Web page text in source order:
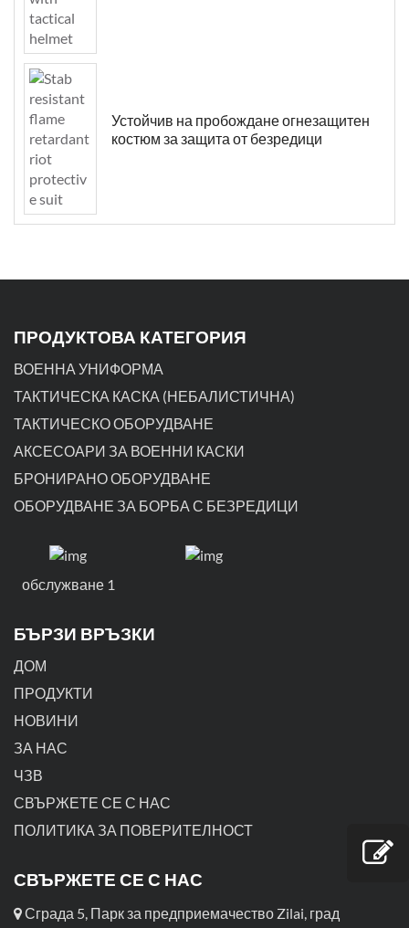
Устойчив на пробождане огнезащитен
костюм за защита от безредици
ПРОДУКТОВА КАТЕГОРИЯ
ВОЕННА УНИФОРМА
ТАКТИЧЕСКА КАСКА (НЕБАЛИСТИЧНА)
ТАКТИЧЕСКО ОБОРУДВАНЕ
АКСЕСОАРИ ЗА ВОЕННИ КАСКИ
БРОНИРАНО ОБОРУДВАНЕ
ОБОРУДВАНЕ ЗА БОРБА С БЕЗРЕДИЦИ
обслужване 1
БЪРЗИ ВРЪЗКИ
ДОМ
ПРОДУКТИ
НОВИНИ
ЗА НАС
ЧЗВ
СВЪРЖЕТЕ СЕ С НАС
ПОЛИТИКА ЗА ПОВЕРИТЕЛНОСТ
СВЪРЖЕТЕ СЕ С НАС
Сграда 5, Парк за предприемачество Zilai, град